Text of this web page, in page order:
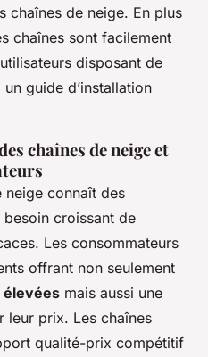
chaînes de neige. En plus
chaînes sont facilement
disposant de
guide d’installation
chaînes de neige et
neige connaît des
croissant de
Les consommateurs
offrant non seulement
élevées mais aussi une
leur prix. Les chaînes
qualité-prix compétitif